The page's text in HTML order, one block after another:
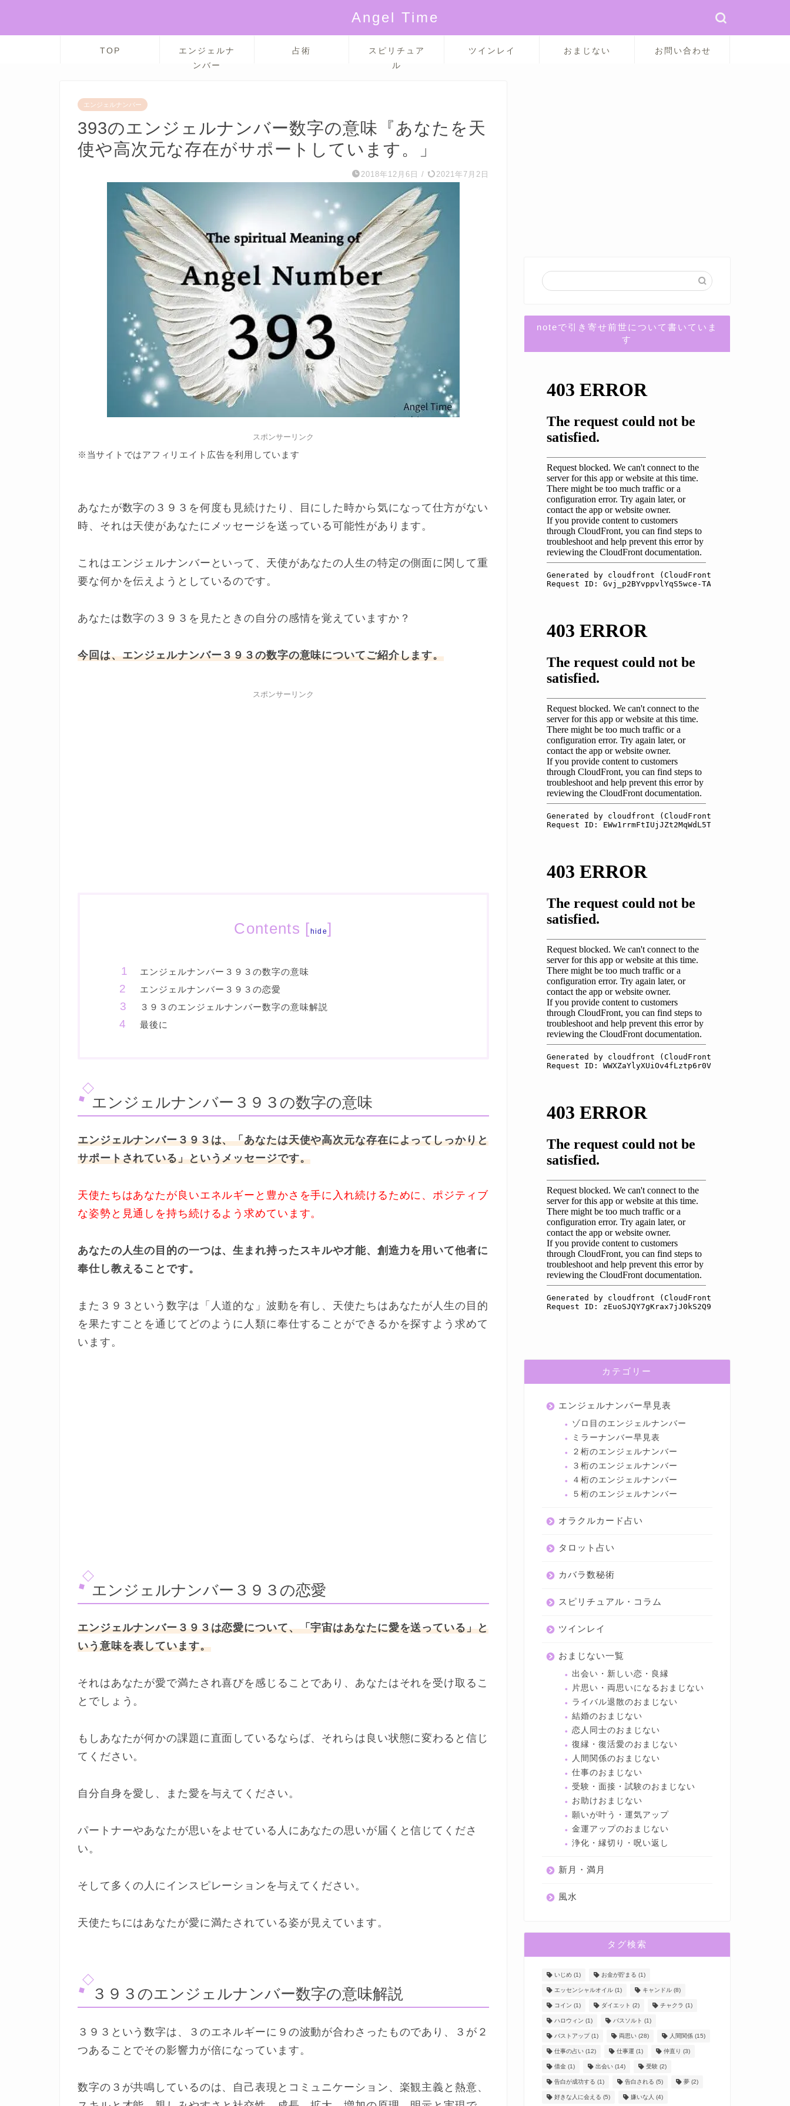
Angel Time
TOP
エンジェルナ
ンバー
占術
スピリチュア
ル
ツインレイ おまじない お問い合わせ
エンジェルナンバー
393のエンジェルナンバー数字の意味『あなたを天
使や高次元な存在がサポートしています。」
2018年12月6日 / 2021年7月2日
スポンサーリンク
※当サイトではアフィリエイト広告を利用しています
あなたが数字の３９３を何度も見続けたり、目にした時から気になって仕方がない
時、それは天使があなたにメッセージを送っている可能性があります。
これはエンジェルナンバーといって、天使があなたの人生の特定の側面に関して重
要な何かを伝えようとしているのです。
あなたは数字の３９３を見たときの自分の感情を覚えていますか？
今回は、エンジェルナンバー３９３の数字の意味についてご紹介します。
スポンサーリンク
Contents [ hide]
エンジェルナンバー３９３の数字の意味
エンジェルナンバー３９３の恋愛
３９３のエンジェルナンバー数字の意味解説
最後に
エンジェルナンバー３９３の数字の意味
エンジェルナンバー３９３は、「あなたは天使や高次元な存在によってしっかりと
サポートされている」というメッセージです。
天使たちはあなたが良いエネルギーと豊かさを手に入れ続けるために、ポジティブ
な姿勢と見通しを持ち続けるよう求めています。
あなたの人生の目的の一つは、生まれ持ったスキルや才能、創造力を用いて他者に
奉仕し教えることです。
また３９３という数字は「人道的な」波動を有し、天使たちはあなたが人生の目的
を果たすことを通じてどのように人類に奉仕することができるかを探すよう求めて
います。
エンジェルナンバー３９３の恋愛
エンジェルナンバー３９３は恋愛について、「宇宙はあなたに愛を送っている」と
いう意味を表しています。
それはあなたが愛で満たされ喜びを感じることであり、あなたはそれを受け取るこ
とでしょう。
もしあなたが何かの課題に直面しているならば、それらは良い状態に変わると信じ
てください。
自分自身を愛し、また愛を与えてください。
パートナーやあなたが思いをよせている人にあなたの思いが届くと信じてくださ
い。
そして多くの人にインスピレーションを与えてください。
天使たちにはあなたが愛に満たされている姿が見えています。
３９３のエンジェルナンバー数字の意味解説
３９３という数字は、３のエネルギーに９の波動が合わさったものであり、３が２
つあることでその影響力が倍になっています。
数字の３が共鳴しているのは、自己表現とコミュニケーション、楽観主義と熱意、
noteで引き寄せ前世について書いていま
す
カテゴリー
エンジェルナンバー早見表
ゾロ目のエンジェルナンバー
ミラーナンバー早見表
２桁のエンジェルナンバー
３桁のエンジェルナンバー
４桁のエンジェルナンバー
５桁のエンジェルナンバー
オラクルカード占い
タロット占い
カバラ数秘術
スピリチュアル・コラム
ツインレイ
おまじない一覧
出会い・新しい恋・良縁
片思い・両思いになるおまじない
ライバル退散のおまじない
結婚のおまじない
恋人同士のおまじない
復縁・復活愛のおまじない
人間関係のおまじない
仕事のおまじない
受験・面接・試験のおまじない
お助けおまじない
願いが叶う・運気アップ
金運アップのおまじない
浄化・縁切り・呪い返し
新月・満月
風水
タグ検索
いじめ(1) お金が貯まる (1)
エッセンシャルオイル(1) キャンドル(8)
コイン (1) ダイエット (2) チャクラ (1)
ハロウィン (1) バスソルト (1)
バストアップ(1) 両思い(28) 人間関係(15)
仕事の占い(12) 仕事運 (1) 仲直り (3)
借金(1) 出会い(14) 受験(2)
告白が成功する (1) 告白される (5) 夢(2)
好きな人に会える (5) 嫌いな人 (4)